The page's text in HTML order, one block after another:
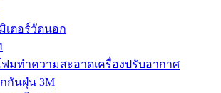
เตอร์วัดนอก
ฟมทำความสะอาดเครื่องปรับอากาศ
กันฝุ่น 3M